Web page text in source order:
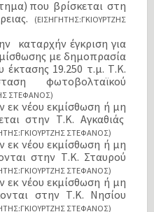
που βρίσκεται στη
(ΕΙΣΗΓΗΤΗΣ:ΓΚΙΟΥΡΤΖΗΣ
καταρχήν έγκριση για
με δημοπρασία
έκτασης 19.250 τ.μ. Τ.Κ.
φωτοβολταϊκού
ΣΤΕΦΑΝΟΣ)
εκ νέου εκμίσθωση ή μη
στην Τ.Κ. Αγκαθιάς
ΣΤΕΦΑΝΟΣ)
εκ νέου εκμίσθωση ή μη
στην Τ.Κ. Σταυρού
ΣΤΕΦΑΝΟΣ)
εκ νέου εκμίσθωση ή μη
στην Τ.Κ. Νησίου
ΣΤΕΦΑΝΟΣ)